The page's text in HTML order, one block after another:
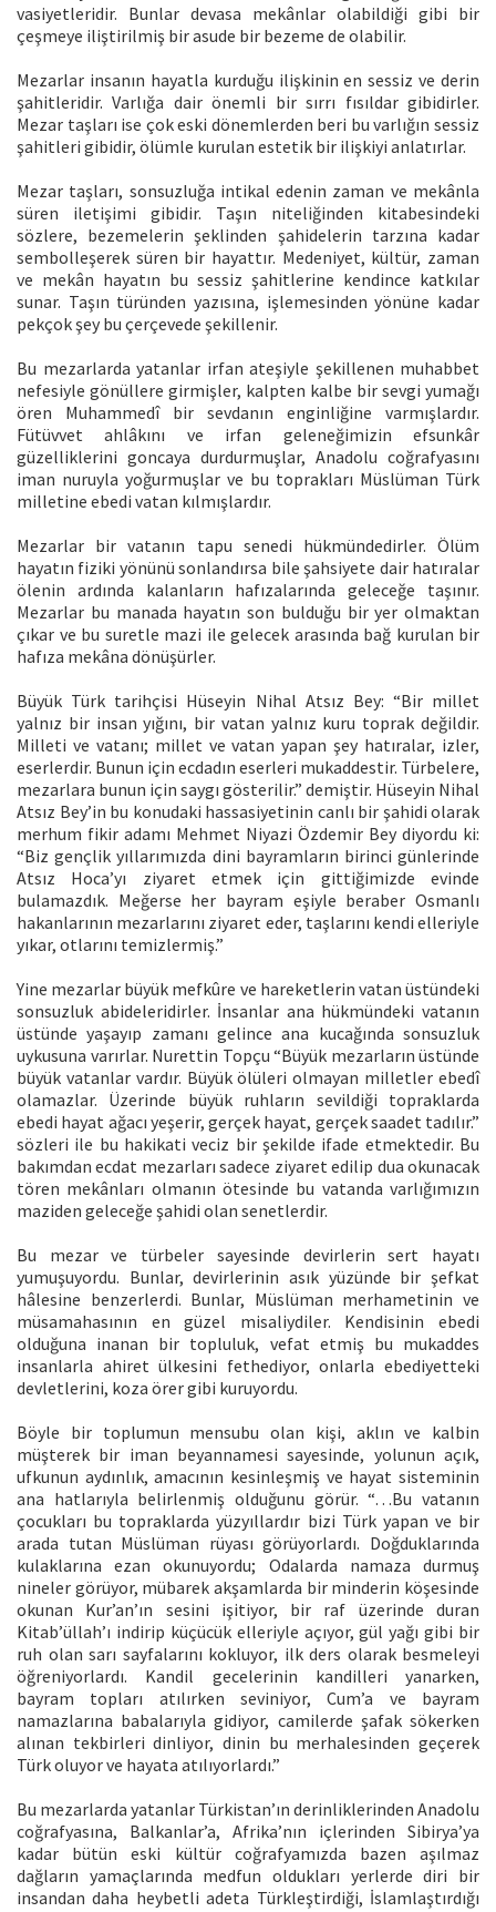
vasiyetleridir. Bunlar devasa mekânlar olabildiği gibi bir
çeşmeye iliştirilmiş bir asude bir bezeme de olabilir.
Mezarlar insanın hayatla kurduğu ilişkinin en sessiz ve derin
şahitleridir. Varlığa dair önemli bir sırrı fısıldar gibidirler.
Mezar taşları ise çok eski dönemlerden beri bu varlığın sessiz
şahitleri gibidir, ölümle kurulan estetik bir ilişkiyi anlatırlar.
Mezar taşları, sonsuzluğa intikal edenin zaman ve mekânla
süren iletişimi gibidir. Taşın niteliğinden kitabesindeki
sözlere, bezemelerin şeklinden şahidelerin tarzına kadar
sembolleşerek süren bir hayattır. Medeniyet, kültür, zaman
ve mekân hayatın bu sessiz şahitlerine kendince katkılar
sunar. Taşın türünden yazısına, işlemesinden yönüne kadar
pekçok şey bu çerçevede şekillenir.
Bu mezarlarda yatanlar irfan ateşiyle şekillenen muhabbet
nefesiyle gönüllere girmişler, kalpten kalbe bir sevgi yumağı
ören Muhammedî bir sevdanın enginliğine varmışlardır.
Fütüvvet ahlâkını ve irfan geleneğimizin efsunkâr
güzelliklerini goncaya durdurmuşlar, Anadolu coğrafyasını
iman nuruyla yoğurmuşlar ve bu toprakları Müslüman Türk
milletine ebedi vatan kılmışlardır.
Mezarlar bir vatanın tapu senedi hükmündedirler. Ölüm
hayatın fiziki yönünü sonlandırsa bile şahsiyete dair hatıralar
ölenin ardında kalanların hafızalarında geleceğe taşınır.
Mezarlar bu manada hayatın son bulduğu bir yer olmaktan
çıkar ve bu suretle mazi ile gelecek arasında bağ kurulan bir
hafıza mekâna dönüşürler.
Büyük Türk tarihçisi Hüseyin Nihal Atsız Bey: “Bir millet
yalnız bir insan yığını, bir vatan yalnız kuru toprak değildir.
Milleti ve vatanı; millet ve vatan yapan şey hatıralar, izler,
eserlerdir. Bunun için ecdadın eserleri mukaddestir. Türbelere,
mezarlara bunun için saygı gösterilir.” demiştir. Hüseyin Nihal
Atsız Bey’in bu konudaki hassasiyetinin canlı bir şahidi olarak
merhum fikir adamı Mehmet Niyazi Özdemir Bey diyordu ki:
“Biz gençlik yıllarımızda dini bayramların birinci günlerinde
Atsız Hoca’yı ziyaret etmek için gittiğimizde evinde
bulamazdık. Meğerse her bayram eşiyle beraber Osmanlı
hakanlarının mezarlarını ziyaret eder, taşlarını kendi elleriyle
yıkar, otlarını temizlermiş.”
Yine mezarlar büyük mefkûre ve hareketlerin vatan üstündeki
sonsuzluk abideleridirler. İnsanlar ana hükmündeki vatanın
üstünde yaşayıp zamanı gelince ana kucağında sonsuzluk
uykusuna varırlar. Nurettin Topçu “Büyük mezarların üstünde
büyük vatanlar vardır. Büyük ölüleri olmayan milletler ebedî
olamazlar. Üzerinde büyük ruhların sevildiği topraklarda
ebedi hayat ağacı yeşerir, gerçek hayat, gerçek saadet tadılır.”
sözleri ile bu hakikati veciz bir şekilde ifade etmektedir. Bu
bakımdan ecdat mezarları sadece ziyaret edilip dua okunacak
tören mekânları olmanın ötesinde bu vatanda varlığımızın
maziden geleceğe şahidi olan senetlerdir.
Bu mezar ve türbeler sayesinde devirlerin sert hayatı
yumuşuyordu. Bunlar, devirlerinin asık yüzünde bir şefkat
hâlesine benzerlerdi. Bunlar, Müslüman merhametinin ve
müsamahasının en güzel misaliydiler. Kendisinin ebedi
olduğuna inanan bir topluluk, vefat etmiş bu mukaddes
insanlarla ahiret ülkesini fethediyor, onlarla ebediyetteki
devletlerini, koza örer gibi kuruyordu.
Böyle bir toplumun mensubu olan kişi, aklın ve kalbin
müşterek bir iman beyannamesi sayesinde, yolunun açık,
ufkunun aydınlık, amacının kesinleşmiş ve hayat sisteminin
ana hatlarıyla belirlenmiş olduğunu görür. “…Bu vatanın
çocukları bu topraklarda yüzyıllardır bizi Türk yapan ve bir
arada tutan Müslüman rüyası görüyorlardı. Doğduklarında
kulaklarına ezan okunuyordu; Odalarda namaza durmuş
nineler görüyor, mübarek akşamlarda bir minderin köşesinde
okunan Kur’an’ın sesini işitiyor, bir raf üzerinde duran
Kitab’üllah’ı indirip küçücük elleriyle açıyor, gül yağı gibi bir
ruh olan sarı sayfalarını kokluyor, ilk ders olarak besmeleyi
öğreniyorlardı. Kandil gecelerinin kandilleri yanarken,
bayram topları atılırken seviniyor, Cum’a ve bayram
namazlarına babalarıyla gidiyor, camilerde şafak sökerken
alınan tekbirleri dinliyor, dinin bu merhalesinden geçerek
Türk oluyor ve hayata atılıyorlardı.”
Bu mezarlarda yatanlar Türkistan’ın derinliklerinden Anadolu
coğrafyasına, Balkanlar’a, Afrika’nın içlerinden Sibirya’ya
kadar bütün eski kültür coğrafyamızda bazen aşılmaz
dağların yamaçlarında medfun oldukları yerlerde diri bir
insandan daha heybetli adeta Türkleştirdiği, İslamlaştırdığı